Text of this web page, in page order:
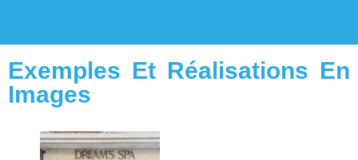
Exemples Et Réalisations En
Images